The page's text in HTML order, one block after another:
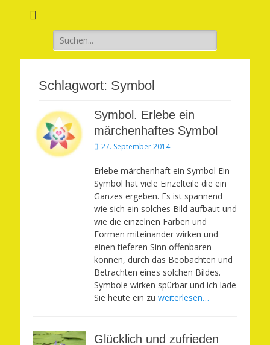
Suchen
nach:
Schlagwort: Symbol
Symbol. Erlebe ein
märchenhaftes Symbol
Veröffentlicht
27. September 2014
Erlebe märchenhaft ein Symbol Ein
Symbol hat viele Einzelteile die ein
Ganzes ergeben. Es ist spannend
wie sich ein solches Bild aufbaut und
wie die einzelnen Farben und
Formen miteinander wirken und
einen tieferen Sinn offenbaren
können, durch das Beobachten und
Betrachten eines solchen Bildes.
Symbole wirken spürbar und ich lade
Sie heute ein zu weiterlesen…
Glücklich und zufrieden